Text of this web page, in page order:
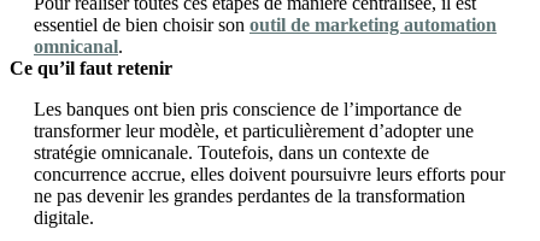
essentiel de bien choisir son outil de marketing automation
omnicanal.
Ce qu’il faut retenir
Les banques ont bien pris conscience de l’importance de
transformer leur modèle, et particulièrement d’adopter une
stratégie omnicanale. Toutefois, dans un contexte de
concurrence accrue, elles doivent poursuivre leurs efforts pour
ne pas devenir les grandes perdantes de la transformation
digitale.